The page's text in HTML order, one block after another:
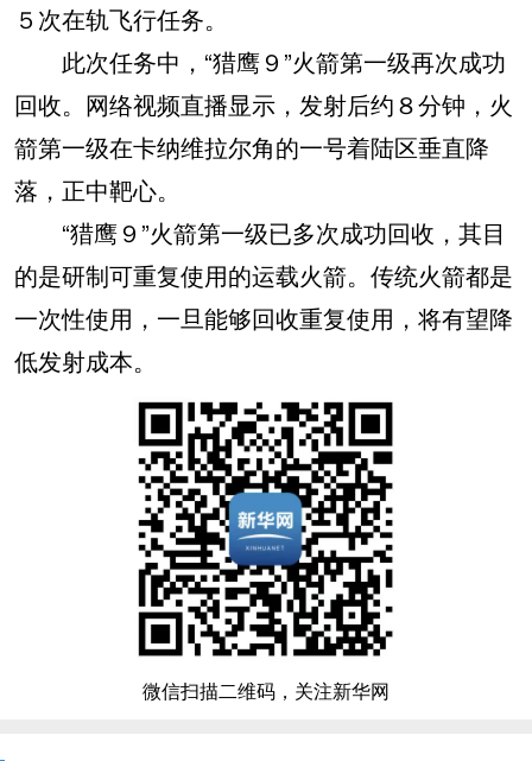
５次在轨飞行任务。
此次任务中，“猎鹰９”火箭第一级再次成功
回收。网络视频直播显示，发射后约８分钟，火
箭第一级在卡纳维拉尔角的一号着陆区垂直降
落，正中靶心。
“猎鹰９”火箭第一级已多次成功回收，其目
的是研制可重复使用的运载火箭。传统火箭都是
一次性使用，一旦能够回收重复使用，将有望降
低发射成本。
微信扫描二维码，关注新华网